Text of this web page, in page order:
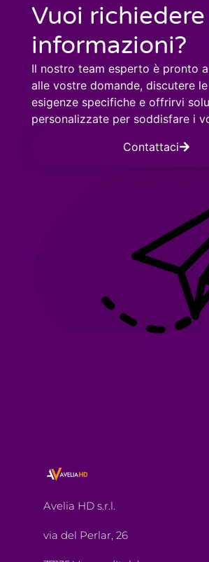
Vuoi richiedere
informazioni?
Il nostro team esperto è pronto
alle vostre domande, discutere
esigenze specifiche e offrirvi
personalizzate per soddisfare i
Contattaci
Avelia HD s.r.l.
via del Perlar, 26